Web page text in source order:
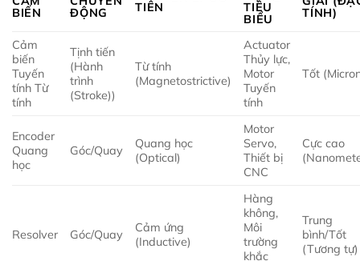
BIẾN
ĐỘNG
TIÊN
TIÊU
BIỂU
TÍNH)
Cảm
biến
Tuyến
tính Từ
tính
Tịnh tiến
(Hành
trình
(Stroke))
Từ tính
(Magnetostrictive)
Actuator
Thủy lực,
Motor
Tuyến
tính
Tốt
Encoder
Quang
học
Góc/Quay
Quang học
(Optical)
Motor
Servo,
Thiết bị
CNC
Cực cao
Resolver Góc/Quay
Cảm ứng
(Inductive)
Hàng
không,
Môi
trường
khắc
Trung
bình/Tốt
(Tương tự)